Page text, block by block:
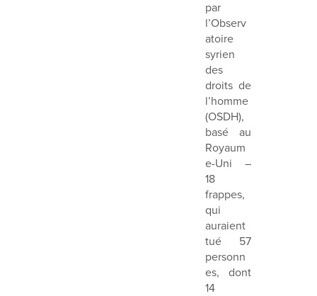
par
l’Observ
atoire
syrien
des
droits de
l’homme
(OSDH),
basé au
Royaum
e-Uni –
18
frappes,
qui
auraient
tué 57
personn
es, dont
14